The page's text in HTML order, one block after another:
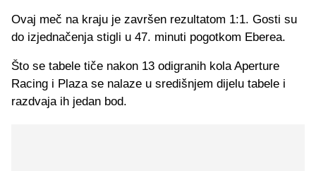
Ovaj meč na kraju je završen rezultatom 1:1. Gosti su
do izjednačenja stigli u 47. minuti pogotkom Eberea.
Što se tabele tiče nakon 13 odigranih kola Aperture
Racing i Plaza se nalaze u središnjem dijelu tabele i
razdvaja ih jedan bod.